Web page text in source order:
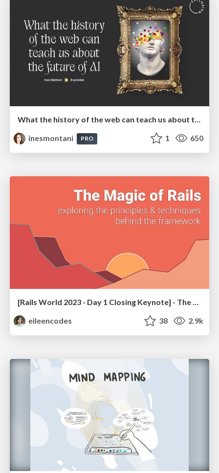
What the history of the web can teach us about the future of AI
inesmontani
PRO 1 650
[Rails World 2023 - Day 1 Closing Keynote] - The Magic of Rails
eileencodes
38 2.9k